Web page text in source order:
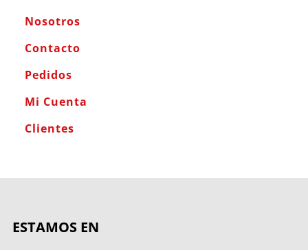
Nosotros
Contacto
Pedidos
Mi Cuenta
Clientes
ESTAMOS EN